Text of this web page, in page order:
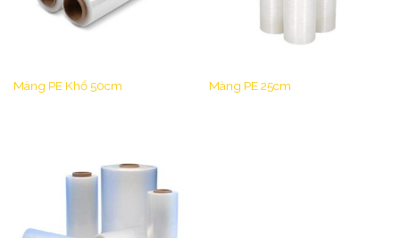
Màng PE Khổ 50cm Màng PE 25cm